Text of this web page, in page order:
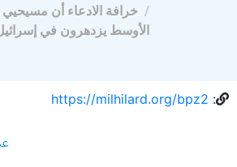
خرافة الادعاء أن
الأوسط يزدهرون في
:
https://milhilard.org/bpz2